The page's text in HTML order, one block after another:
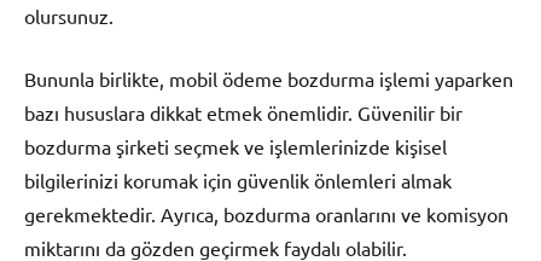
olursunuz.
Bununla birlikte, mobil ödeme bozdurma işlemi yaparken
bazı hususlara dikkat etmek önemlidir. Güvenilir bir
bozdurma şirketi seçmek ve işlemlerinizde kişisel
bilgilerinizi korumak için güvenlik önlemleri almak
gerekmektedir. Ayrıca, bozdurma oranlarını ve komisyon
miktarını da gözden geçirmek faydalı olabilir.